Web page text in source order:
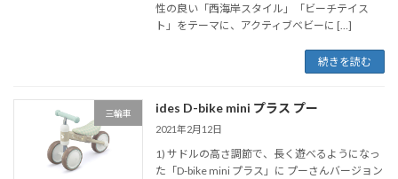
性の良い「西海岸スタイル」「ビーチテイス
ト」をテーマに、アクティブベビーに […]
続きを読む
三輪車 ides D-bike mini プラス プー
2021年2月12日
1) サドルの高さ調節で、長く遊べるようになっ
た「D-bike mini プラス」に プーさんバージョン